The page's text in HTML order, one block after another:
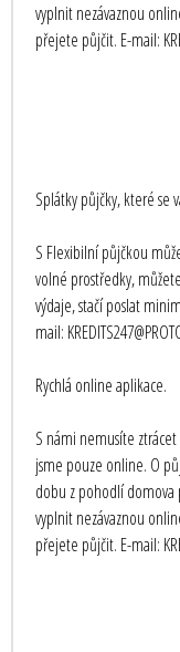
vyplnit nezávaznou
přejete půjčit. E-mail:
Splátky půjčky, které se
S Flexibilní půjčkou
volné prostředky,
výdaje, stačí poslat
mail:
Rychlá online aplikace.
S námi nemusíte
jsme pouze online. O
dobu z pohodlí
vyplnit nezávaznou
přejete půjčit. E-mail: